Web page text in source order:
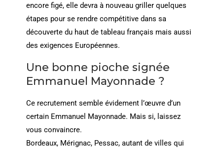
encore figé, elle devra à nouveau griller quelques
étapes pour se rendre compétitive dans sa
découverte du haut de tableau français mais aussi
des exigences Européennes.
Une bonne pioche signée
Emmanuel Mayonnade ?
Ce recrutement semble évidement l’œuvre d’un
certain Emmanuel Mayonnade. Mais si, laissez
vous convaincre.
Bordeaux, Mérignac, Pessac, autant de villes qui